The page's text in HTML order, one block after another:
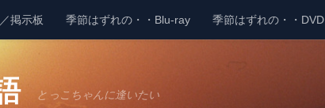
掲示板 季節はずれの・・Blu-ray 季節はずれの・・DVD
とっこちゃんに逢いたい